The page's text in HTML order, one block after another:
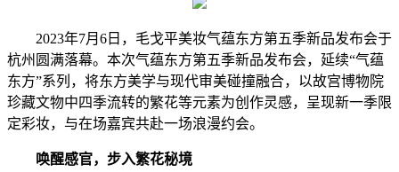
2023年7月6日，毛戈平美妆气蕴东方第五季新品发布会于
杭州圆满落幕。本次气蕴东方第五季新品发布会，延续“气蕴
东方”系列，将东方美学与现代审美碰撞融合，以故宫博物院
珍藏文物中四季流转的繁花等元素为创作灵感，呈现新一季限
定彩妆，与在场嘉宾共赴一场浪漫约会。
唤醒感官，步入繁花秘境